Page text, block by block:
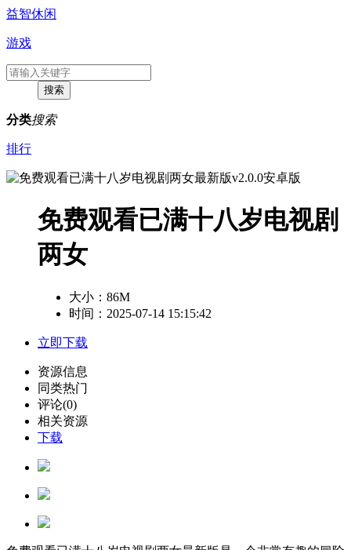
益智休闲
游戏
分类搜索
排行
免费观看已满十八岁电视剧
两女
大小： 86M
时间：2025-07-14 15:15:42
立即下载
资源信息
同类热门
评论(0)
相关资源
下载